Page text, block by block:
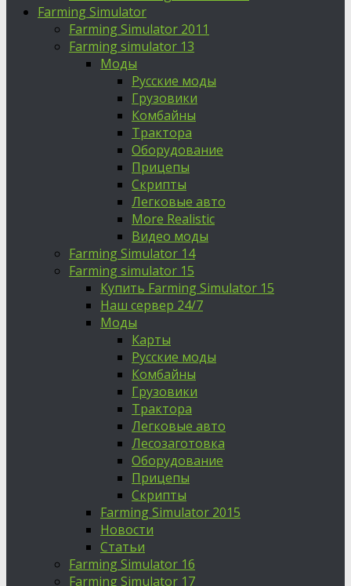
Farming Simulator
Farming Simulator 2011
Farming simulator 13
Моды
Русские моды
Грузовики
Комбайны
Трактора
Оборудование
Прицепы
Скрипты
Легковые авто
More Realistic
Видео моды
Farming Simulator 14
Farming simulator 15
Купить Farming Simulator 15
Наш сервер 24/7
Моды
Карты
Русские моды
Комбайны
Грузовики
Трактора
Легковые авто
Лесозаготовка
Оборудование
Прицепы
Скрипты
Farming Simulator 2015
Новости
Статьи
Farming Simulator 16
Farming Simulator 17